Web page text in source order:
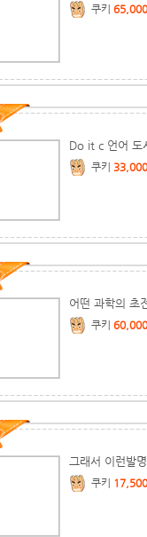
쿠키 65,000
Do it c 언어 도
쿠키 33,000
어떤 과학의 초
쿠키 60,000
그래서 이런발
쿠키 17,500